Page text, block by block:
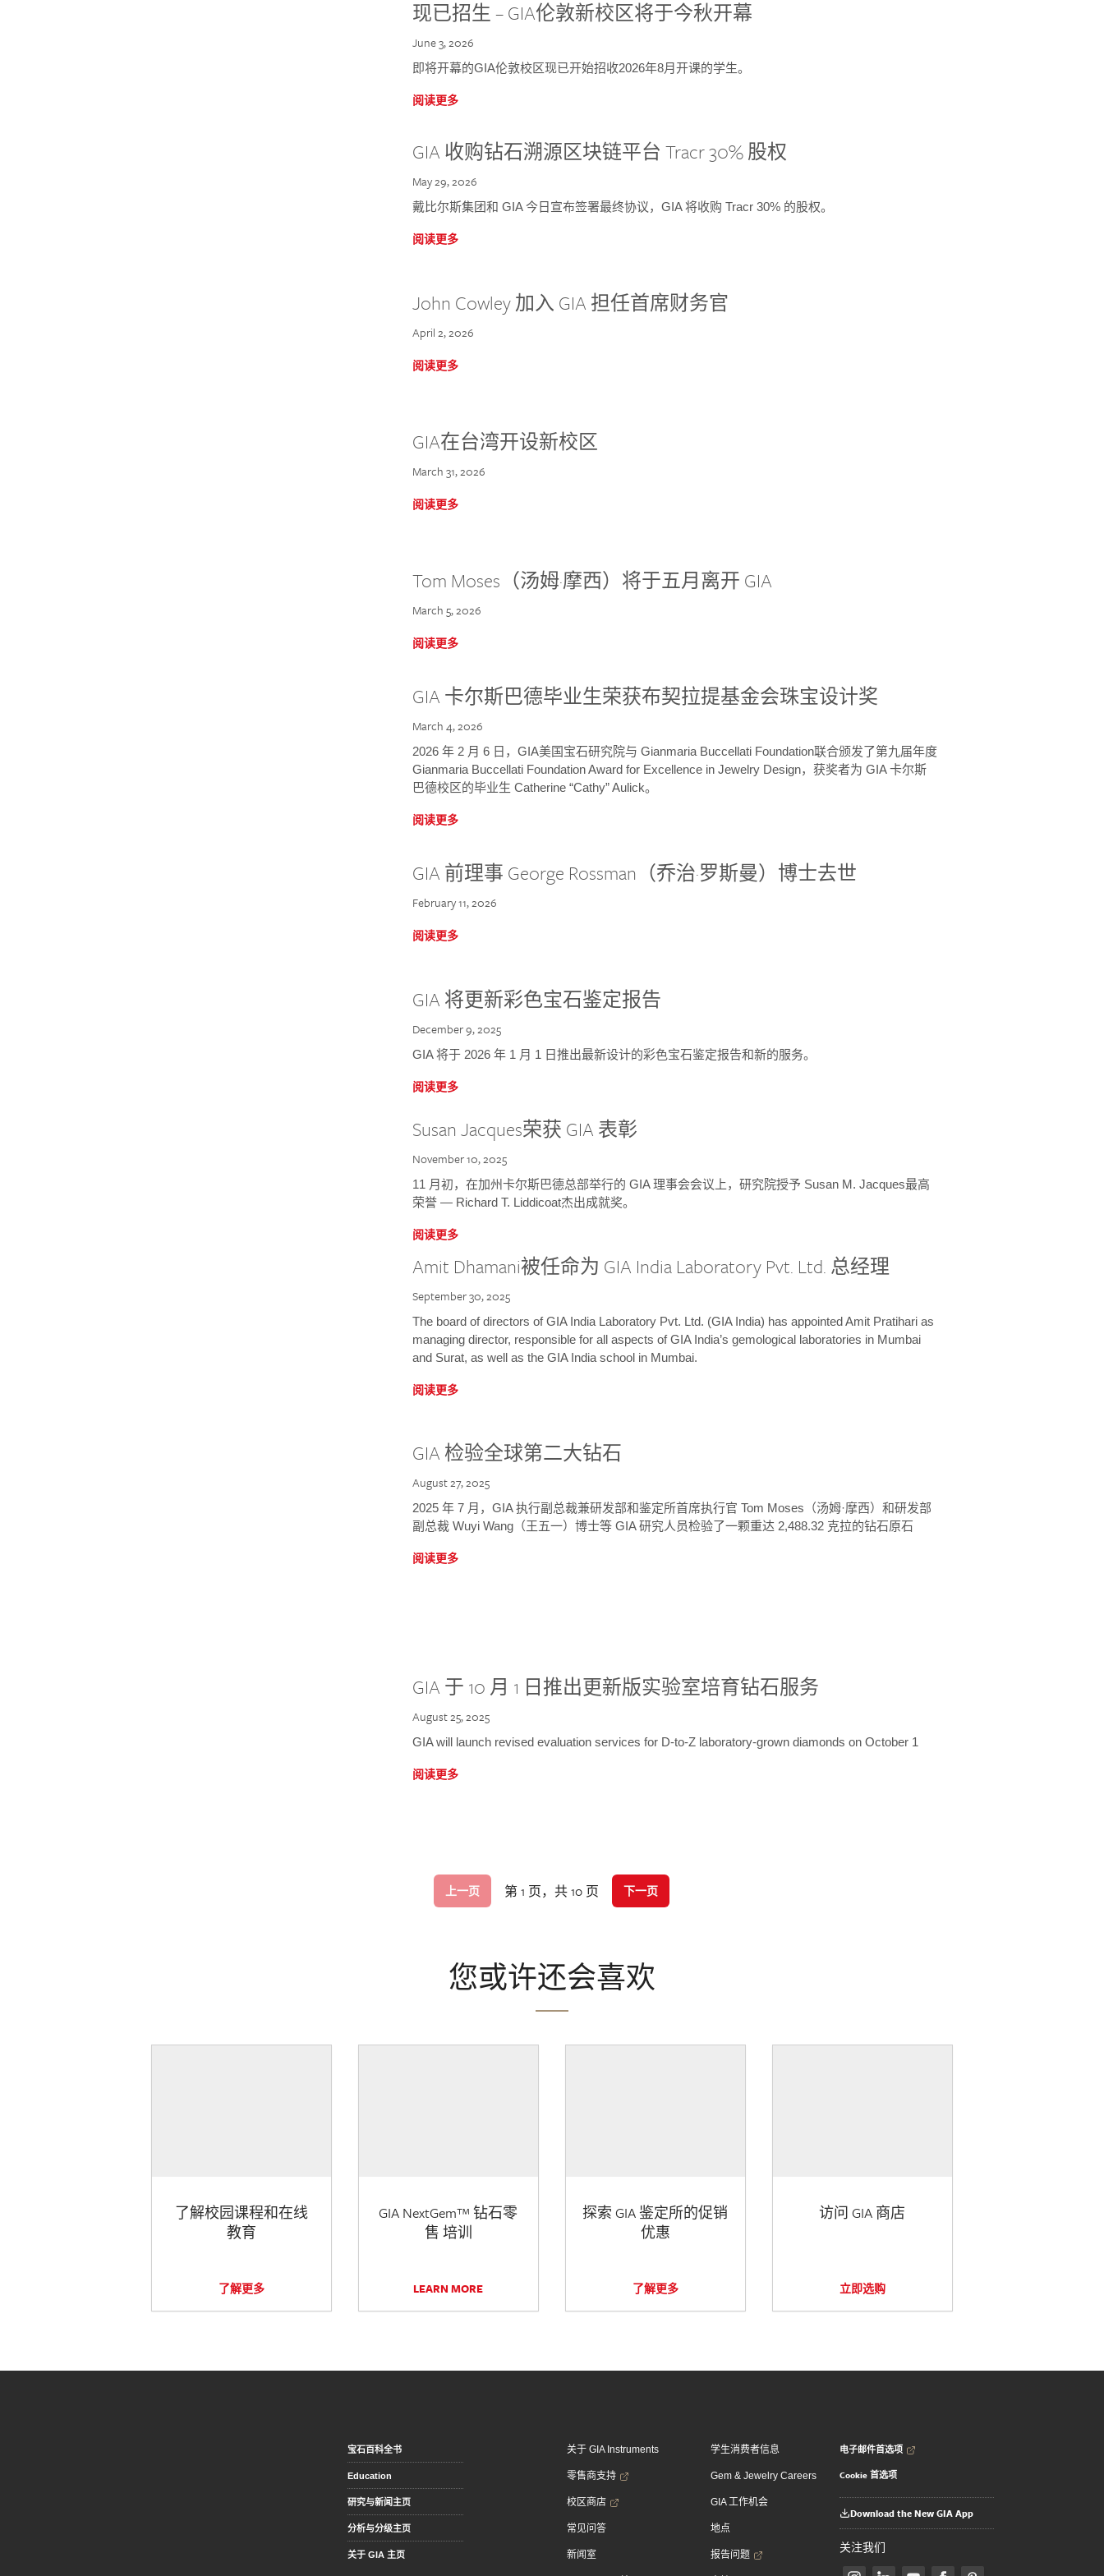
现已招生 – GIA伦敦新校区将于今秋开幕
June 3, 2026
即将开幕的GIA伦敦校区现已开始招收2026年8月开课的学生。
阅读更多
GIA 收购钻石溯源区块链平台 Tracr 30% 股权
May 29, 2026
戴比尔斯集团和 GIA 今日宣布签署最终协议，GIA 将收购 Tracr 30% 的股权。
阅读更多
John Cowley 加入 GIA 担任首席财务官
April 2, 2026
阅读更多
GIA在台湾开设新校区
March 31, 2026
阅读更多
Tom Moses（汤姆·摩西）将于五月离开 GIA
March 5, 2026
阅读更多
GIA 卡尔斯巴德毕业生荣获布契拉提基金会珠宝设计奖
March 4, 2026
2026 年 2 月 6 日，GIA美国宝石研究院与 Gianmaria Buccellati Foundation联合颁发了第九届年度
Gianmaria Buccellati Foundation Award for Excellence in Jewelry Design，获奖者为 GIA 卡尔斯
巴德校区的毕业生 Catherine “Cathy” Aulick。
阅读更多
GIA 前理事 George Rossman（乔治·罗斯曼）博士去世
February 11, 2026
阅读更多
GIA 将更新彩色宝石鉴定报告
December 9, 2025
GIA 将于 2026 年 1 月 1 日推出最新设计的彩色宝石鉴定报告和新的服务。
阅读更多
Susan Jacques荣获 GIA 表彰
November 10, 2025
11 月初，在加州卡尔斯巴德总部举行的 GIA 理事会会议上，研究院授予 Susan M. Jacques最高
荣誉 — Richard T. Liddicoat杰出成就奖。
阅读更多
Amit Dhamani被任命为 GIA India Laboratory Pvt. Ltd. 总经理
September 30, 2025
The board of directors of GIA India Laboratory Pvt. Ltd. (GIA India) has appointed Amit Pratihari as
managing director, responsible for all aspects of GIA India’s gemological laboratories in Mumbai
and Surat, as well as the GIA India school in Mumbai.
阅读更多
GIA 检验全球第二大钻石
August 27, 2025
2025 年 7 月，GIA 执行副总裁兼研发部和鉴定所首席执行官 Tom Moses（汤姆·摩西）和研发部
副总裁 Wuyi Wang（王五一）博士等 GIA 研究人员检验了一颗重达 2,488.32 克拉的钻石原石
阅读更多
GIA 于 10 月 1 日推出更新版实验室培育钻石服务
August 25, 2025
GIA will launch revised evaluation services for D-to-Z laboratory-grown diamonds on October 1
阅读更多
上一页 第 1 页，共 10 页 下一页
您或许还会喜欢
了解校园课程和在线
教育
了解更多
GIA NextGem™ 钻石零
售 培训
LEARN MORE
探索 GIA 鉴定所的促销
优惠
了解更多
访问 GIA 商店
立即选购
宝石百科全书
Education
研究与新闻主页
分析与分级主页
关于 GIA 主页
关于 GIA Instruments
零售商支持
校区商店
常见问答
新闻室
学生消费者信息
Gem & Jewelry Careers
GIA 工作机会
地点
报告问题
电子邮件首选项
Cookie 首选项
Download the New GIA App
关注我们